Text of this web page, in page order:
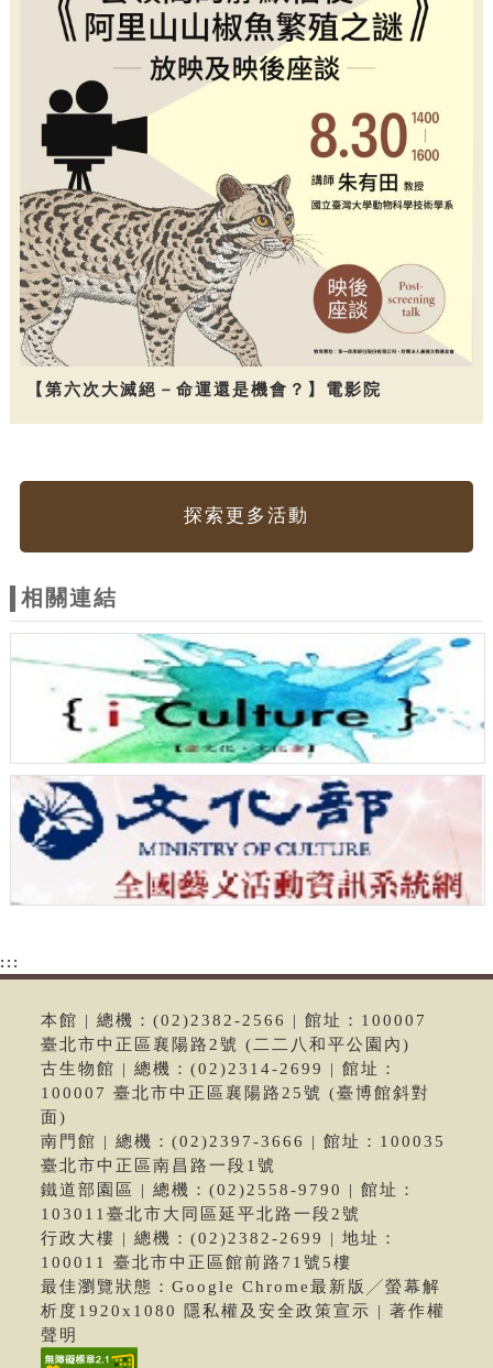
【第六次大滅絕－命運還是機會？】電影院
探索更多活動
相關連結
:::
本館 | 總機：(02)2382-2566 | 館址：100007
臺北市中正區襄陽路2號 (二二八和平公園內)
古生物館 | 總機：(02)2314-2699 | 館址：
100007 臺北市中正區襄陽路25號 (臺博館斜對
面)
南門館 | 總機：(02)2397-3666 | 館址：100035
臺北市中正區南昌路一段1號
鐵道部園區 | 總機：(02)2558-9790 | 館址：
103011臺北市大同區延平北路一段2號
行政大樓 | 總機：(02)2382-2699 | 地址：
100011 臺北市中正區館前路71號5樓
最佳瀏覽狀態：Google Chrome最新版╱螢幕解
析度1920x1080 隱私權及安全政策宣示 | 著作權
聲明